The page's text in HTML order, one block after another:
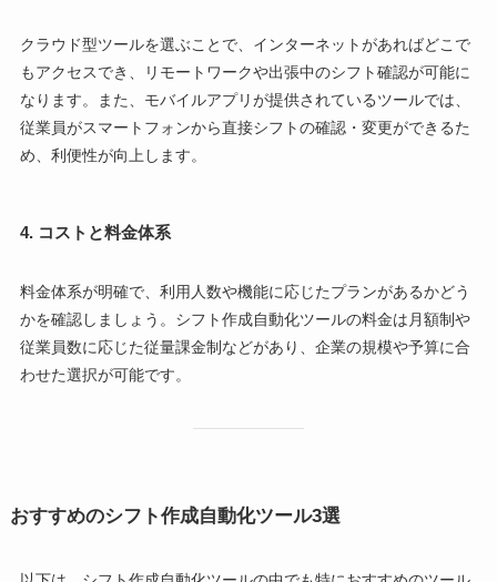
クラウド型ツールを選ぶことで、インターネットがあればどこで
もアクセスでき、リモートワークや出張中のシフト確認が可能に
なります。また、モバイルアプリが提供されているツールでは、
従業員がスマートフォンから直接シフトの確認・変更ができるた
め、利便性が向上します。
4. コストと料金体系
料金体系が明確で、利用人数や機能に応じたプランがあるかどう
かを確認しましょう。シフト作成自動化ツールの料金は月額制や
従業員数に応じた従量課金制などがあり、企業の規模や予算に合
わせた選択が可能です。
おすすめのシフト作成自動化ツール3選